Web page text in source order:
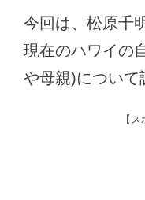
今回は、松原千
現在のハワイの
や母親)について
【